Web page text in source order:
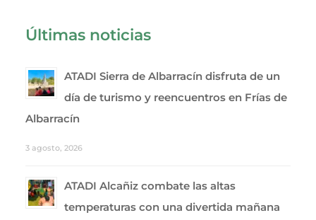
Últimas noticias
ATADI Sierra de Albarracín disfruta de un
día de turismo y reencuentros en Frías de
Albarracín
3 agosto, 2026
ATADI Alcañiz combate las altas
temperaturas con una divertida mañana